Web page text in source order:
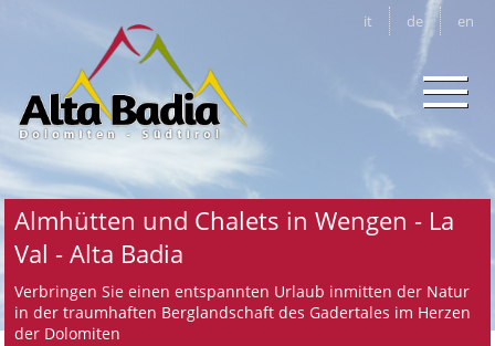
it de en
Almhütten und Chalets in Wengen - La
Val - Alta Badia
Verbringen Sie einen entspannten Urlaub inmitten der Natur
in der traumhaften Berglandschaft des Gadertales im Herzen
der Dolomiten